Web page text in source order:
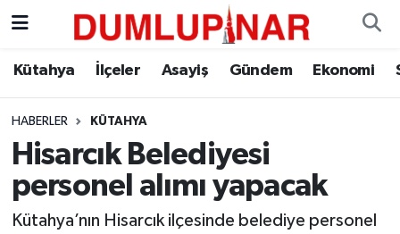
Kütahya İlçeler Asayiş Gündem Ekonomi
HABERLER KÜTAHYA
Hisarcık Belediyesi
personel alımı yapacak
Kütahya’nın Hisarcık ilçesinde belediye personel
Asayiş
Diğer
Dünya
Kütahya Hava Durumu
Kütahya Trafik Yoğunluk Haritası
Süper Lig Puan Durumu ve Fikstür